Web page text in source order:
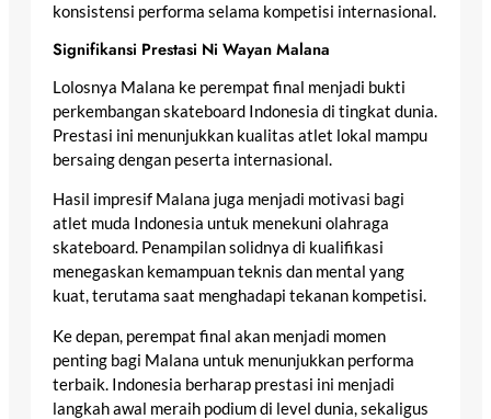
konsistensi performa selama kompetisi internasional.
Signifikansi Prestasi Ni Wayan Malana
Lolosnya Malana ke perempat final menjadi bukti
perkembangan skateboard Indonesia di tingkat dunia.
Prestasi ini menunjukkan kualitas atlet lokal mampu
bersaing dengan peserta internasional.
Hasil impresif Malana juga menjadi motivasi bagi
atlet muda Indonesia untuk menekuni olahraga
skateboard. Penampilan solidnya di kualifikasi
menegaskan kemampuan teknis dan mental yang
kuat, terutama saat menghadapi tekanan kompetisi.
Ke depan, perempat final akan menjadi momen
penting bagi Malana untuk menunjukkan performa
terbaik. Indonesia berharap prestasi ini menjadi
langkah awal meraih podium di level dunia, sekaligus